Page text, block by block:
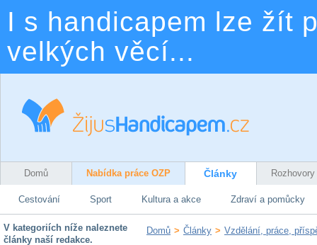
I s handicapem lze žít
velkých věcí...
Domů Nabídka práce OZP Články Rozhovory
Cestování Sport Kultura a akce Zdraví a pomůcky
V kategoriích níže naleznete
články naší redakce.
Domů > Články > Vzdělání, práce,